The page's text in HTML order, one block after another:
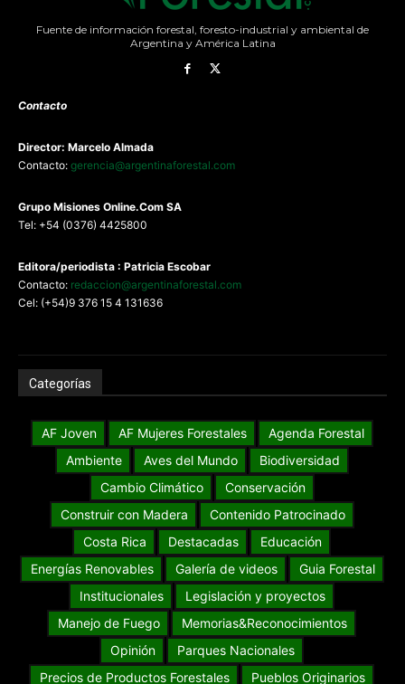
Fuente de información forestal, foresto-industrial y ambiental de
Argentina y América Latina
Contacto
Director: Marcelo Almada
Contacto: gerencia@argentinaforestal.com
Grupo Misiones Online.Com SA
Tel: +54 (0376) 4425800
Editora/periodista : Patricia Escobar
Contacto: redaccion@argentinaforestal.com
Cel: (+54)9 376 15 4 131636
Categorías
AF Joven AF Mujeres Forestales
Agenda Forestal
Ambiente
Aves del Mundo
Biodiversidad
Cambio Climático
Conservación
Construir con Madera
Contenido Patrocinado
Costa Rica
Destacadas
Educación
Energías Renovables
Galería de videos
Guia Forestal
Institucionales
Legislación y proyectos
Manejo de Fuego
Memorias&Reconocimientos
Opinión
Parques Nacionales
Precios de Productos Forestales
Pueblos Originarios